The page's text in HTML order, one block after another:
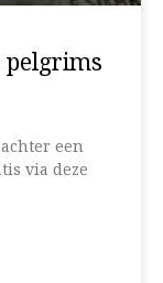
pelgrims
een
via deze